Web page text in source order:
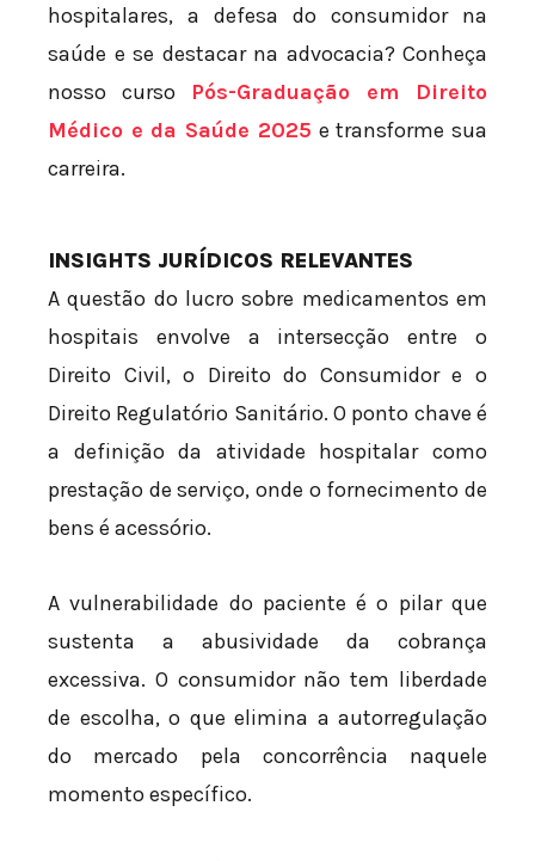
hospitalares, a defesa do consumidor na
saúde e se destacar na advocacia? Conheça
nosso curso Pós-Graduação em Direito
Médico e da Saúde 2025 e transforme sua
carreira.
INSIGHTS JURÍDICOS RELEVANTES
A questão do lucro sobre medicamentos em
hospitais envolve a intersecção entre o
Direito Civil, o Direito do Consumidor e o
Direito Regulatório Sanitário. O ponto chave é
a definição da atividade hospitalar como
prestação de serviço, onde o fornecimento de
bens é acessório.
A vulnerabilidade do paciente é o pilar que
sustenta a abusividade da cobrança
excessiva. O consumidor não tem liberdade
de escolha, o que elimina a autorregulação
do mercado pela concorrência naquele
momento específico.